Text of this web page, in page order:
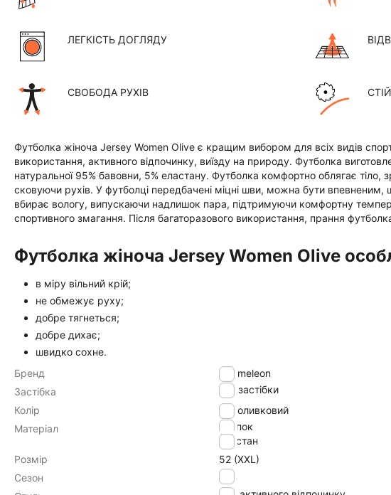
ЛЕГКІСТЬ ДОГЛЯДУ
СВОБОДА РУХІВ
Футболка жіноча Jersey Women Olive є кращим вибором для всіх видів
використання, активного відпочинку, виїзду на природу. Футболка
натуральної 95% бавовни, 5% еластану. Футболка комфортно облягає тіло,
сковуючи рухів. У футболці передбачені міцні шви, можна бути
вбирає вологу, випускаючи надлишок пара, підтримуючи комфортну
спортивного змагання. Після багаторазового використання, прання
Футболка жіноча Jersey Women Olive
в міру вільний крій;
не обмежує руху;
добре тягнеться;
добре дихає;
швидко сохне.
Бренд
Chameleon
Застібка
без застібки
Колір
оливковий
Матеріал
хлопок
эластан
Розмір
52 (XXL)
Сезон
літо